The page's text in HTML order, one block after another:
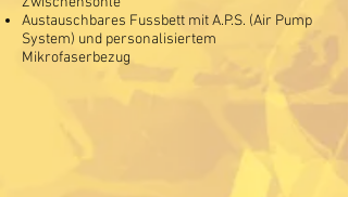
Austauschbares Fussbett mit A.P.S. (Air Pump
System) und personalisiertem
Mikrofaserbezug